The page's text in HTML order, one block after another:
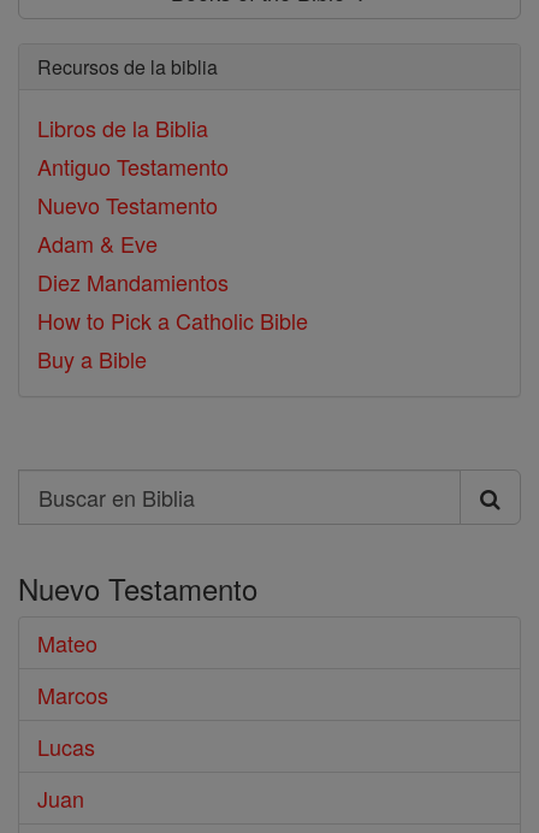
Recursos de la biblia
Libros de la Biblia
Antiguo Testamento
Nuevo Testamento
Adam & Eve
Diez Mandamientos
How to Pick a Catholic Bible
Buy a Bible
Search
Buscar
Biblia
Nuevo Testamento
Mateo
Marcos
Lucas
Juan